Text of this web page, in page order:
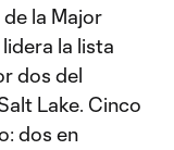
la Major
la lista
dos del
Lake. Cinco
dos en